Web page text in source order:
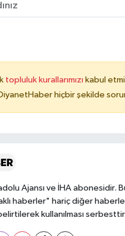
topluluk kurallarımızı kabul
hiçbir şekilde
Ajansı ve İHA abonesidir.
haberler" hariç diğer
kullanılması